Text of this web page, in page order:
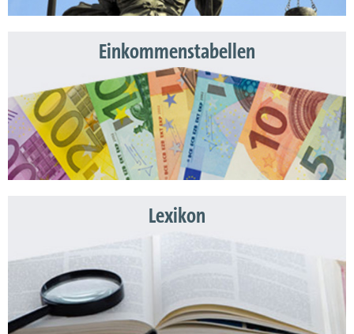
Einkommenstabellen
Lexikon